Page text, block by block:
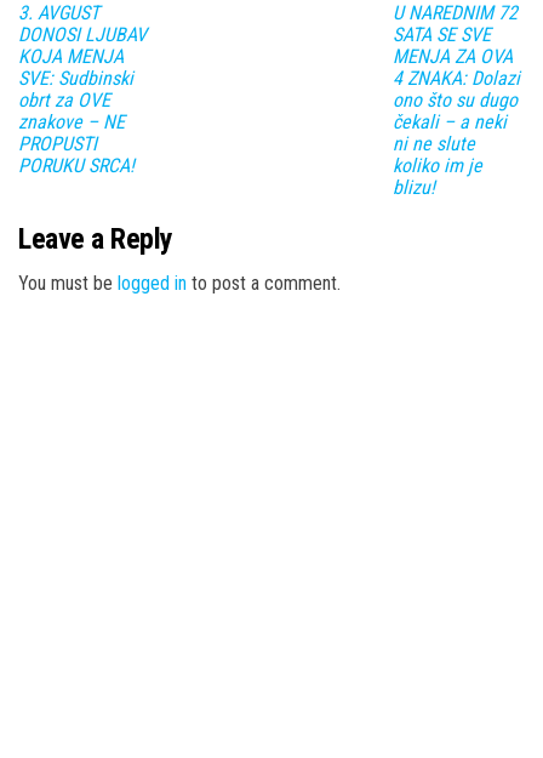
3. AVGUST
DONOSI LJUBAV
KOJA MENJA
SVE: Sudbinski
obrt za OVE
znakove – NE
PROPUSTI
PORUKU SRCA!
U NAREDNIM 72
SATA SE SVE
MENJA ZA OVA
4 ZNAKA: Dolazi
ono što su dugo
čekali – a neki
ni ne slute
koliko im je
blizu!
Leave a Reply
You must be logged in to post a comment.